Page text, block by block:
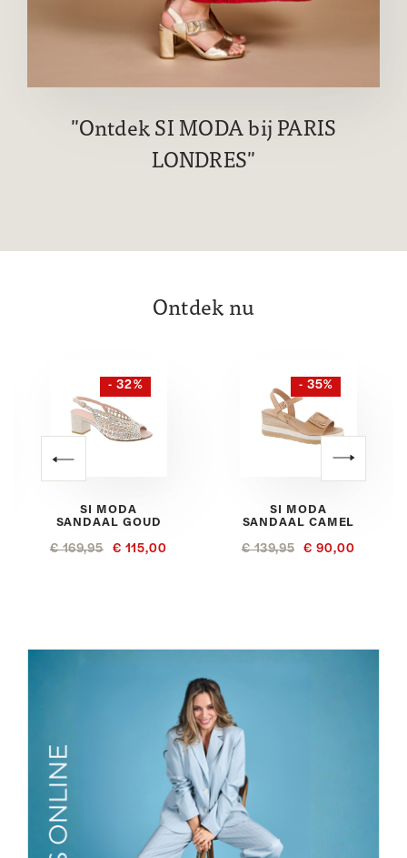
Ontdek SI MODA bij PARIS
LONDRES
Ontdek nu
- 32%
SI MODA
SANDAAL GOUD
€ 169,95 € 115,00
- 35%
SI MODA
SANDAAL CAMEL
€ 139,95 € 90,00